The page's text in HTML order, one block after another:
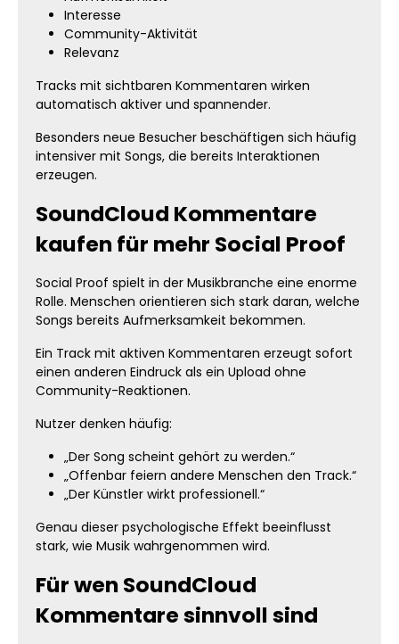
Interesse
Community-Aktivität
Relevanz
Tracks mit sichtbaren Kommentaren wirken
automatisch aktiver und spannender.
Besonders neue Besucher beschäftigen sich häufig
intensiver mit Songs, die bereits Interaktionen
erzeugen.
SoundCloud Kommentare
kaufen für mehr Social Proof
Social Proof spielt in der Musikbranche eine enorme
Rolle. Menschen orientieren sich stark daran, welche
Songs bereits Aufmerksamkeit bekommen.
Ein Track mit aktiven Kommentaren erzeugt sofort
einen anderen Eindruck als ein Upload ohne
Community-Reaktionen.
Nutzer denken häufig:
„Der Song scheint gehört zu werden.“
„Offenbar feiern andere Menschen den Track.“
„Der Künstler wirkt professionell.“
Genau dieser psychologische Effekt beeinflusst
stark, wie Musik wahrgenommen wird.
Für wen SoundCloud
Kommentare sinnvoll sind